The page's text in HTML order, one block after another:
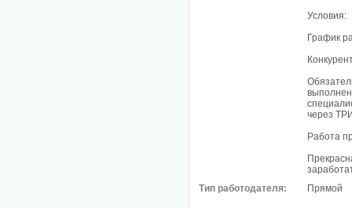
Условия:
График
через
Работа
Тип работодателя:
Прямой